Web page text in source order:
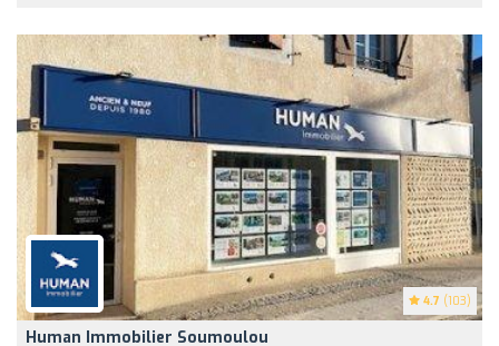
4.7 (103)
Human Immobilier Soumoulou